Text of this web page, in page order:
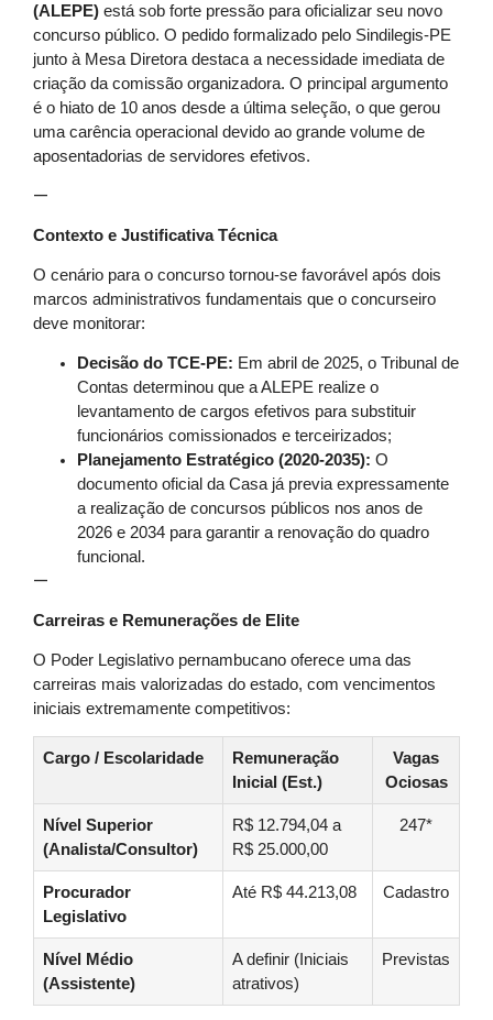
(ALEPE) está sob forte pressão para oficializar seu novo
concurso público. O pedido formalizado pelo Sindilegis-PE
junto à Mesa Diretora destaca a necessidade imediata de
criação da comissão organizadora. O principal argumento
é o hiato de 10 anos desde a última seleção, o que gerou
uma carência operacional devido ao grande volume de
aposentadorias de servidores efetivos.
—
Contexto e Justificativa Técnica
O cenário para o concurso tornou-se favorável após dois
marcos administrativos fundamentais que o concurseiro
deve monitorar:
Decisão do TCE-PE: Em abril de 2025, o Tribunal de
Contas determinou que a ALEPE realize o
levantamento de cargos efetivos para substituir
funcionários comissionados e terceirizados;
Planejamento Estratégico (2020-2035): O
documento oficial da Casa já previa expressamente
a realização de concursos públicos nos anos de
2026 e 2034 para garantir a renovação do quadro
funcional.
—
Carreiras e Remunerações de Elite
O Poder Legislativo pernambucano oferece uma das
carreiras mais valorizadas do estado, com vencimentos
iniciais extremamente competitivos:
Cargo / Escolaridade
Remuneração
Inicial (Est.)
Vagas
Ociosas
Nível Superior
(Analista/Consultor)
R$ 12.794,04 a
R$ 25.000,00
247*
Procurador
Legislativo
Até R$ 44.213,08 Cadastro
Nível Médio
(Assistente)
A definir (Iniciais
atrativos)
Previstas